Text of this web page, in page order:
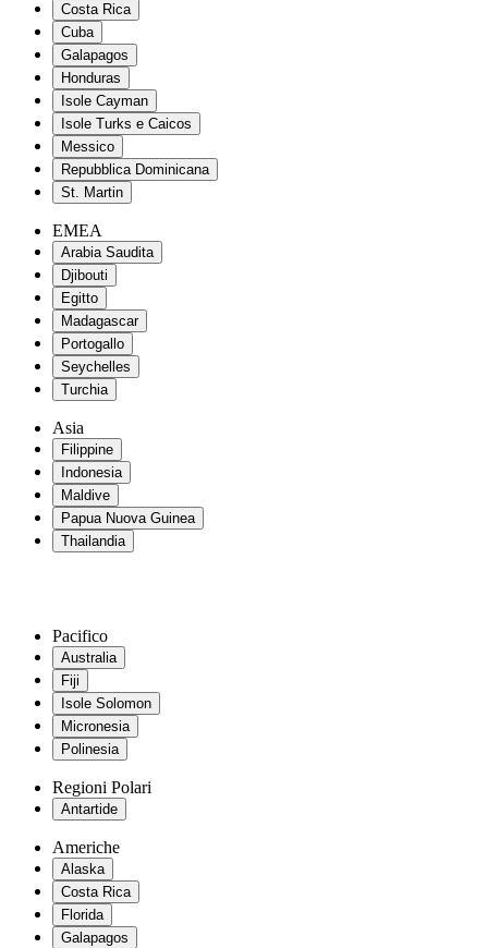
Costa Rica
Cuba
Galapagos
Honduras
Isole Cayman
Isole Turks e Caicos
Messico
Repubblica Dominicana
St. Martin
EMEA
Arabia Saudita
Djibouti
Egitto
Madagascar
Portogallo
Seychelles
Turchia
Asia
Filippine
Indonesia
Maldive
Papua Nuova Guinea
Thailandia
Pacifico
Australia
Fiji
Isole Solomon
Micronesia
Polinesia
Regioni Polari
Antartide
Americhe
Alaska
Costa Rica
Florida
Galapagos